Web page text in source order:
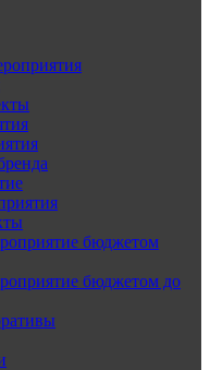
бюджетом
бюджетом до